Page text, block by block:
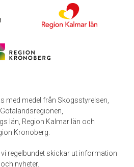
med medel från Skogsstyrelsen,
län, Region Kalmar län och
Kronoberg.
regelbundet skickar ut information
och nyheter.